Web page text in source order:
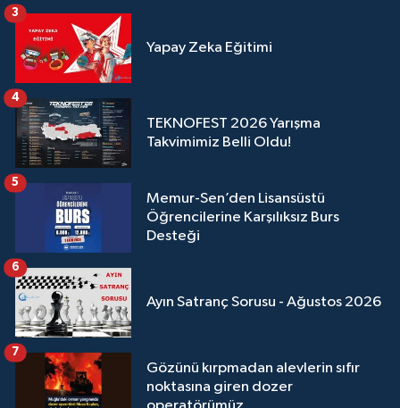
Yapay Zeka Eğitimi
3
TEKNOFEST 2026 Yarışma
Takvimimiz Belli Oldu!
4
Memur-Sen’den Lisansüstü
Öğrencilerine Karşılıksız Burs
Desteği
5
Ayın Satranç Sorusu - Ağustos 2026
6
Gözünü kırpmadan alevlerin sıfır
noktasına giren dozer
7